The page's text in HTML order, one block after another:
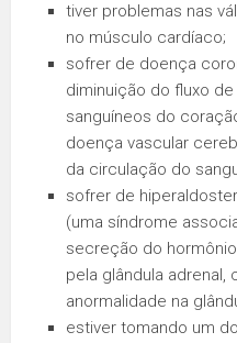
tiver problemas nas
no músculo cardíaco;
sofrer de doença
diminuição do fluxo
sanguíneos do
doença vascular
da circulação do
sofrer de
(uma síndrome
secreção do
pela glândula adrenal,
anormalidade na
estiver tomando um